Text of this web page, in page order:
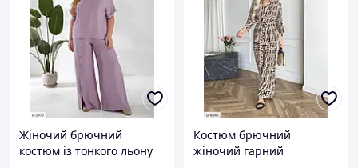
Жіночий брючний
костюм із тонкого льону
Костюм брючний
жіночий гарний